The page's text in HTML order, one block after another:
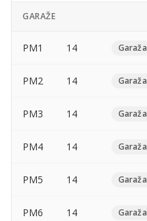
GARAŽE
PM1 14 Garaža
PM2 14 Garaža
PM3 14 Garaža
PM4 14 Garaža
PM5 14 Garaža
PM6 14 Garaža